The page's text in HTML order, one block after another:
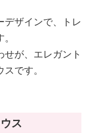
デザインで、トレ
が、エレガント
です。
ス